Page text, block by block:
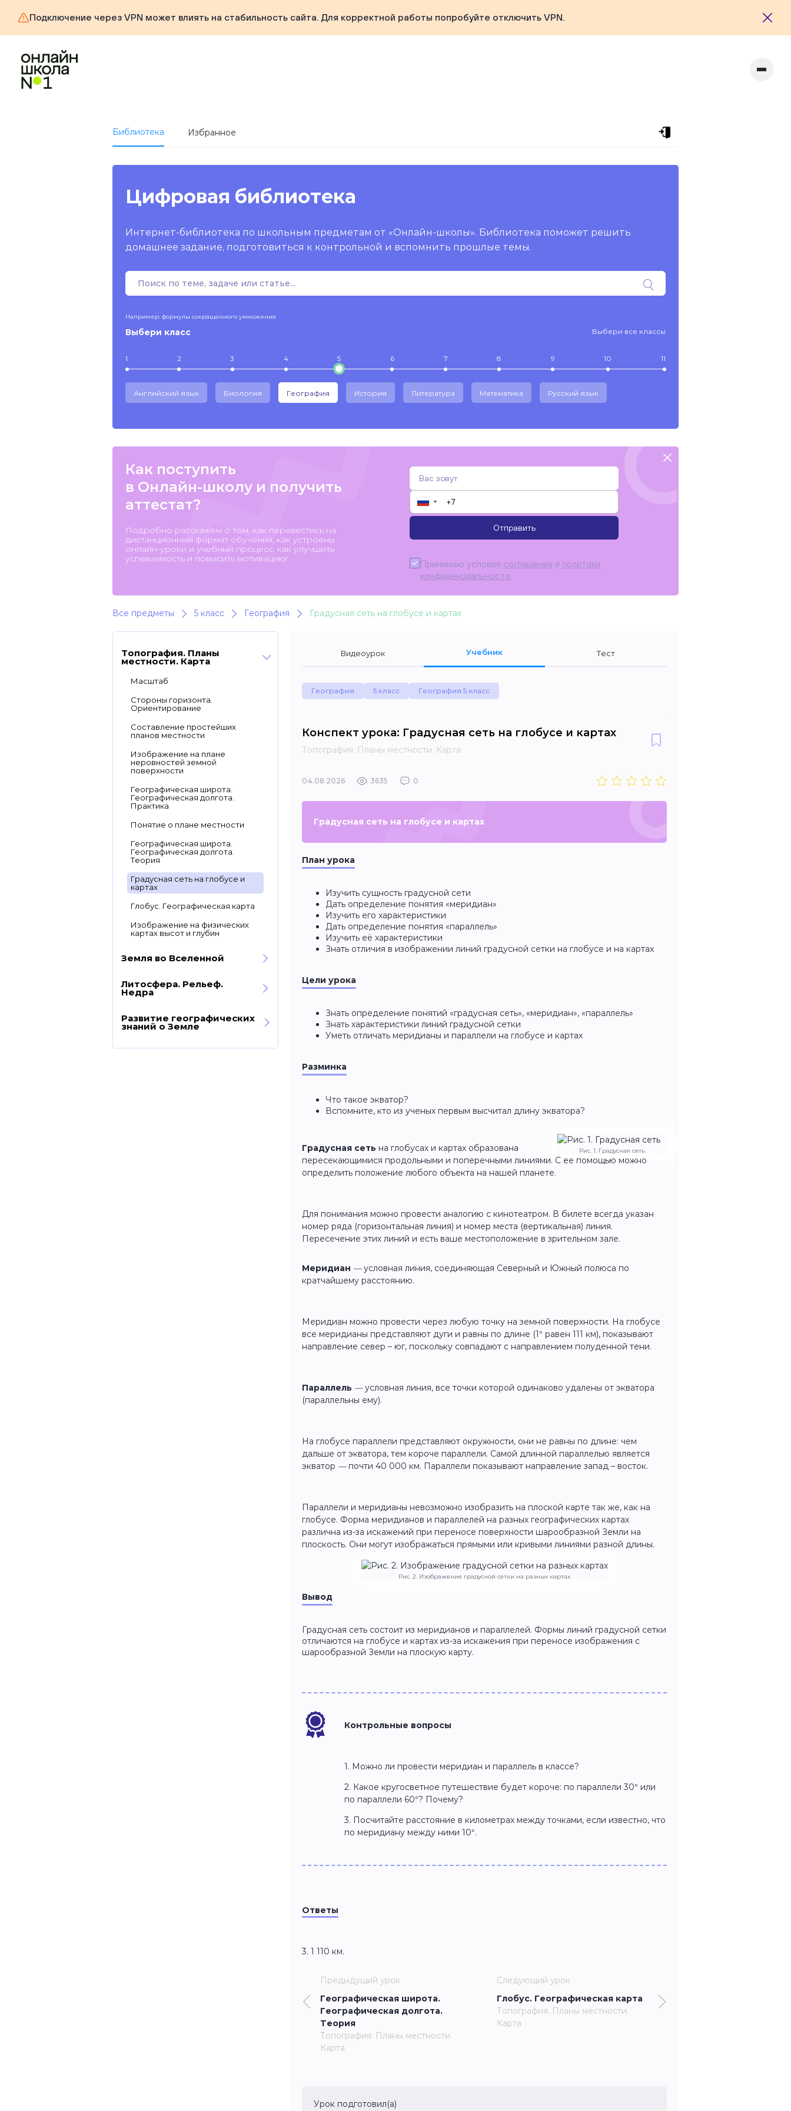
Подключение через VPN может влиять на стабильность сайта. Для корректной работы попробуйте отключить VPN.
Библиотека Избранное
Цифровая библиотека
Интернет-библиотека по школьным предметам от «Онлайн-школы». Библиотека поможет решить
домашнее задание, подготовиться к контрольной и вспомнить прошлые темы.
Например: формулы сокращенного умножения
Выбери класс Выбери все классы
1 2 3 4 5 6 7 8 9 10 11
Английский язык Биология География История Литература Математика Русский язык
Как поступить
в Онлайн-школу и получить
аттестат?
Подробно расскажем о том, как перевестись на
дистанционный формат обучения, как устроены
онлайн-уроки и учебный процесс, как улучшить
успеваемость и повысить мотивацию!
▼
Отправить
Принимаю условия соглашения и политики
конфиденциальности
Все предметы 5 класс География Градусная сеть на глобусе и картах
Топография. Планы
местности. Карта
Масштаб
Стороны горизонта.
Ориентирование
Составление простейших
планов местности
Изображение на плане
неровностей земной
поверхности
Географическая широта.
Географическая долгота.
Практика
Понятие о плане местности
Географическая широта.
Географическая долгота.
Теория
Градусная сеть на глобусе и
картах
Глобус. Географическая карта
Изображение на физических
картах высот и глубин
Земля во Вселенной
Литосфера. Рельеф.
Недра
Развитие географических
знаний о Земле
Видеоурок Учебник Тест
География 5 класс География 5 класс
Конспект урока: Градусная сеть на глобусе и картах
Топография. Планы местности. Карта
04.08.2026 3635 0
Градусная сеть на глобусе и картах
План урока
Изучить сущность градусной сети
Дать определение понятия «меридиан»
Изучить его характеристики
Дать определение понятия «параллель»
Изучить её характеристики
Знать отличия в изображении линий градусной сетки на глобусе и на картах
Цели урока
Знать определение понятий «градусная сеть», «меридиан», «параллель»
Знать характеристики линий градусной сетки
Уметь отличать меридианы и параллели на глобусе и картах
Разминка
Что такое экватор?
Вспомните, кто из ученых первым высчитал длину экватора?
Рис. 1. Градусная сеть
Градусная сеть на глобусах и картах образована
пересекающимися продольными и поперечными линиями. С ее помощью можно
определить положение любого объекта на нашей планете.
Для понимания можно провести аналогию с кинотеатром. В билете всегда указан
номер ряда (горизонтальная линия) и номер места (вертикальная) линия.
Пересечение этих линий и есть ваше местоположение в зрительном зале.
Меридиан —условная линия, соединяющая Северный и Южный полюса по
кратчайшему расстоянию.
Меридиан можно провести через любую точку на земной поверхности. На глобусе
все меридианы представляют дуги и равны по длине (1° равен 111 км), показывают
направление север – юг, поскольку совпадают с направлением полуденной тени.
Параллель —условная линия, все точки которой одинаково удалены от экватора
(параллельны ему).
На глобусе параллели представляют окружности, они не равны по длине: чем
дальше от экватора, тем короче параллели. Самой длинной параллелью является
экватор —почти 40 000 км. Параллели показывают направление запад – восток.
Параллели и меридианы невозможно изобразить на плоской карте так же, как на
глобусе. Форма меридианов и параллелей на разных географических картах
различна из-за искажений при переносе поверхности шарообразной Земли на
плоскость. Они могут изображаться прямыми или кривыми линиями разной длины.
Рис. 2. Изображение градусной сетки на разных картах
Вывод
Градусная сеть состоит из меридианов и параллелей. Формы линий градусной сетки
отличаются на глобусе и картах из-за искажения при переносе изображения с
шарообразной Земли на плоскую карту.
Контрольные вопросы
1. Можно ли провести меридиан и параллель в классе?
2. Какое кругосветное путешествие будет короче: по параллели 30° или
по параллели 60°? Почему?
3. Посчитайте расстояние в километрах между точками, если известно, что
по меридиану между ними 10°.
Ответы
3. 1 110 км.
Предыдущий урок
Географическая широта.
Географическая долгота.
Теория
Топография. Планы местности.
Карта
Следующий урок
Глобус. Географическая карта
Топография. Планы местности.
Карта
Урок подготовил(а)